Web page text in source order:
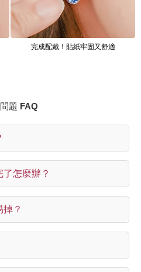
完成配戴！貼紙牢固又舒適
題 FAQ
怎麼辦？
？